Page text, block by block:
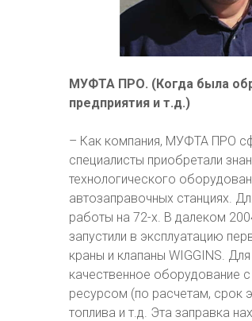
МУФТА ПРО. (Когда была
предприятия и т.д.)
– Как компания, МУФТА ПРО
специалисты приобретали
технологического
автозаправочных станциях.
работы на 72-х. В далеком
запустили в эксплуатацию
краны и клапаны WIGGINS.
качественное оборудование
ресурсом (по расчетам, срок
топлива и т.д. Эта заправка